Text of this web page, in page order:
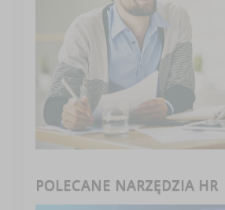
POLECANE NARZĘDZIA HR